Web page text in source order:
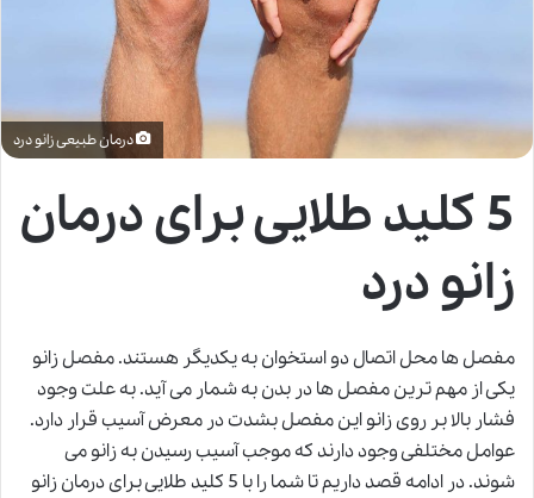
درمان طبیعی زانو درد
5 کلید طلایی برای درمان
زانو درد
مفصل ها محل اتصال دو استخوان به یکدیگر هستند. مفصل زانو
یکی از مهم ترین مفصل ها در بدن به شمار می آید. به علت وجود
فشار بالا بر روی زانو این مفصل بشدت در معرض آسیب قرار دارد.
عوامل مختلفی وجود دارند که موجب آسیب رسیدن به زانو می
شوند. در ادامه قصد داریم تا شما را با 5 کلید طلایی برای درمان زانو